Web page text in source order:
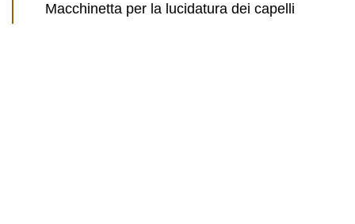
Macchinetta per la lucidatura dei capelli